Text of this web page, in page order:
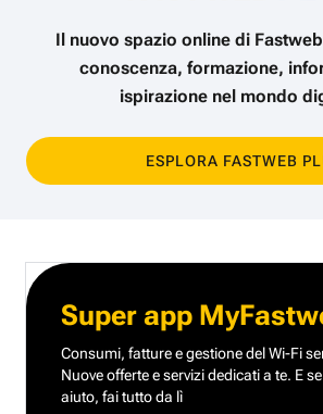
Il nuovo spazio online di
conoscenza, formazione,
ispirazione nel mondo
ESPLORA FASTWEB
Super app
Consumi, fatture e gestione del Wi-Fi
Nuove offerte e servizi dedicati a te. E
aiuto, fai tutto da lì